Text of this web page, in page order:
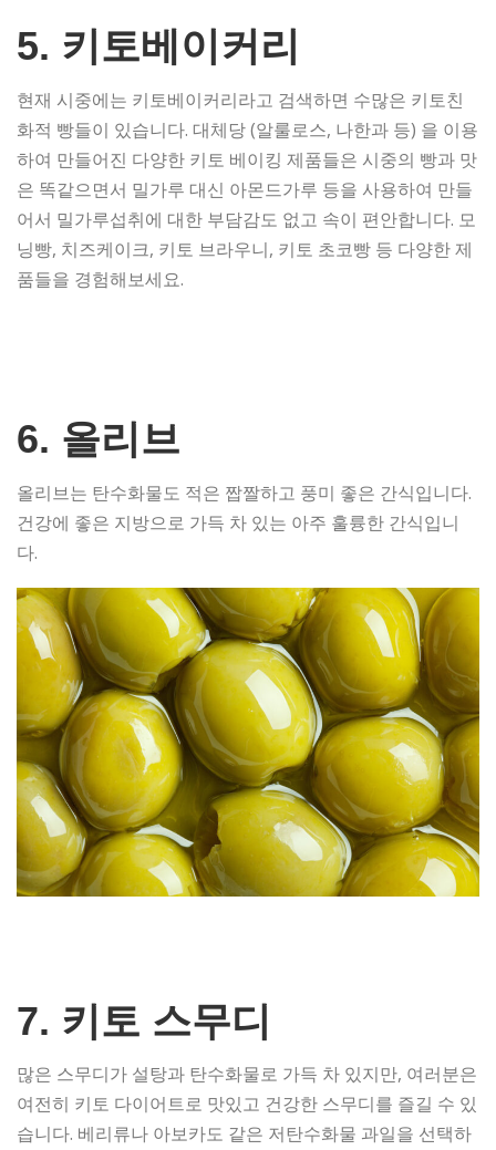
5. 키토베이커리
현재 시중에는 키토베이커리라고 검색하면 수많은 키토친
화적 빵들이 있습니다. 대체당 (알룰로스, 나한과 등) 을 이용
하여 만들어진 다양한 키토 베이킹 제품들은 시중의 빵과 맛
은 똑같으면서 밀가루 대신 아몬드가루 등을 사용하여 만들
어서 밀가루섭취에 대한 부담감도 없고 속이 편안합니다. 모
닝빵, 치즈케이크, 키토 브라우니, 키토 초코빵 등 다양한 제
품들을 경험해보세요.
6. 올리브
올리브는 탄수화물도 적은 짭짤하고 풍미 좋은 간식입니다.
건강에 좋은 지방으로 가득 차 있는 아주 훌륭한 간식입니
다.
7. 키토 스무디
많은 스무디가 설탕과 탄수화물로 가득 차 있지만, 여러분은
여전히 키토 다이어트로 맛있고 건강한 스무디를 즐길 수 있
습니다. 베리류나 아보카도 같은 저탄수화물 과일을 선택하